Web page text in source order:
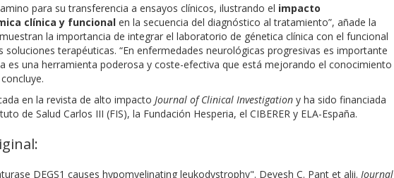
para su transferencia a ensayos clínicos, ilustrando el impacto
clínica y funcional en la secuencia del diagnóstico al tratamiento”, añade la
la importancia de integrar el laboratorio de génetica clínica con el funcional
soluciones terapéuticas. “En enfermedades neurológicas progresivas es importante
es una herramienta poderosa y coste-efectiva que está mejorando el conocimiento
en la revista de alto impacto Journal of Clinical Investigation y ha sido financiada
de Salud Carlos III (FIS), la Fundación Hesperia, el CIBERER y ELA-España.
DEGS1 causes hypomyelinating leukodystrophy". Devesh C. Pant et alii. Journal